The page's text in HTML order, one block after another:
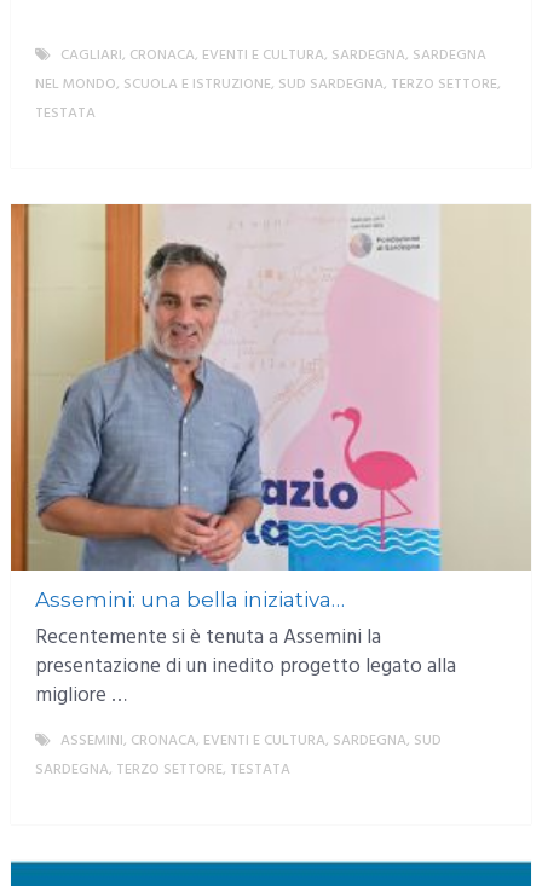
CAGLIARI, CRONACA, EVENTI E CULTURA, SARDEGNA, SARDEGNA
NEL MONDO, SCUOLA E ISTRUZIONE, SUD SARDEGNA, TERZO SETTORE,
TESTATA
Assemini: una bella iniziativa…
Recentemente si è tenuta a Assemini la
presentazione di un inedito progetto legato alla
migliore …
ASSEMINI, CRONACA, EVENTI E CULTURA, SARDEGNA, SUD
SARDEGNA, TERZO SETTORE, TESTATA